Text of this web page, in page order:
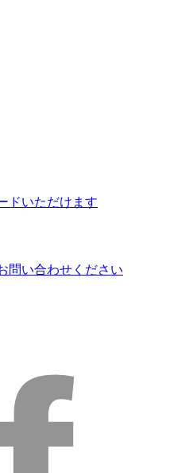
ドいただけます
問い合わせください